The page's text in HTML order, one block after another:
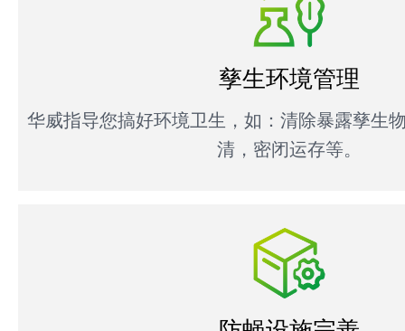
孳生环境管理
华威指导您搞好环境卫生，如：清除暴露孳生
清，密闭运存等。